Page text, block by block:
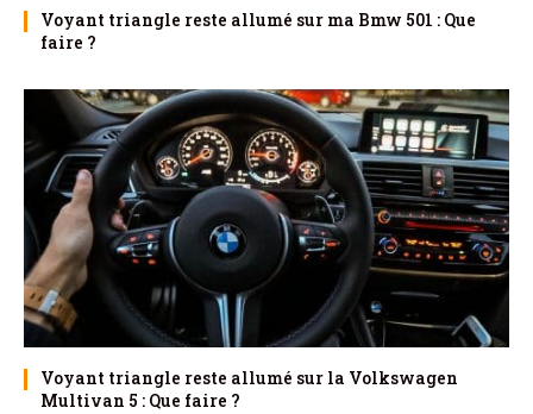
Voyant triangle reste allumé sur ma Bmw 501 : Que
faire ?
Voyant triangle reste allumé sur la Volkswagen
Multivan 5 : Que faire ?